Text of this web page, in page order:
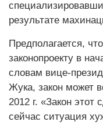
результате
Предполагается,
законопроекту в
словам вице-
Жука, закон может
2012 г. «Закон этот
сейчас ситуация